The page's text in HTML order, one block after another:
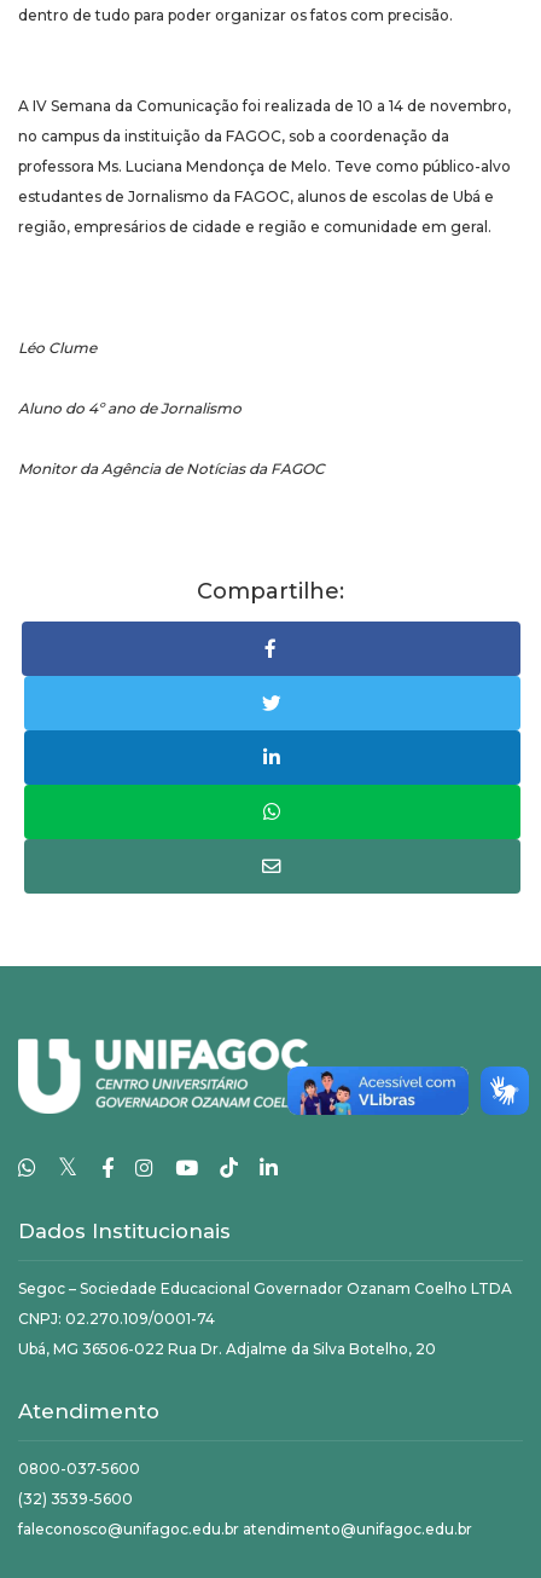
dentro de tudo para poder organizar os fatos com precisão.
A IV Semana da Comunicação foi realizada de 10 a 14 de novembro,
no campus da instituição da FAGOC, sob a coordenação da
professora Ms. Luciana Mendonça de Melo. Teve como público-alvo
estudantes de Jornalismo da FAGOC, alunos de escolas de Ubá e
região, empresários de cidade e região e comunidade em geral.
Léo Clume
Aluno do 4º ano de Jornalismo
Monitor da Agência de Notícias da FAGOC
Compartilhe:
𝕏
Dados Institucionais
Segoc – Sociedade Educacional Governador Ozanam Coelho LTDA
CNPJ: 02.270.109/0001-74
Ubá, MG 36506-022 Rua Dr. Adjalme da Silva Botelho, 20
Atendimento
0800-037-5600
(32) 3539-5600
faleconosco@unifagoc.edu.br atendimento@unifagoc.edu.br